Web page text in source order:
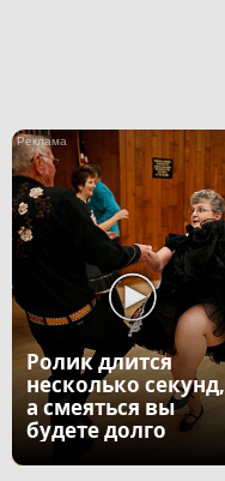
Ролик длится
несколько секунд,
а смеяться вы
будете долго